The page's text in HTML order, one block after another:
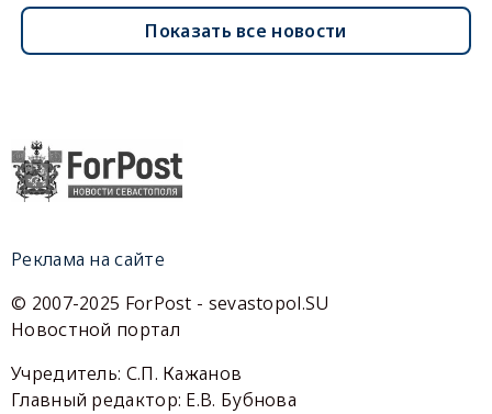
Показать все новости
Реклама на сайте
© 2007-2025 ForPost - sevastopol.SU
Новостной портал
Учредитель: С.П. Кажанов
Главный редактор: Е.В. Бубнова